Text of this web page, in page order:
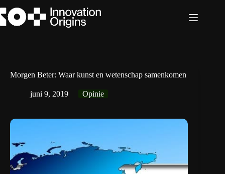
naar
de
Morgen Beter: Waar kunst en wetenschap samenkomen
juni 9, 2019 Opinie